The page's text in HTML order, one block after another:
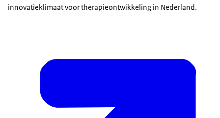
innovatieklimaat voor therapieontwikkeling in Nederland.